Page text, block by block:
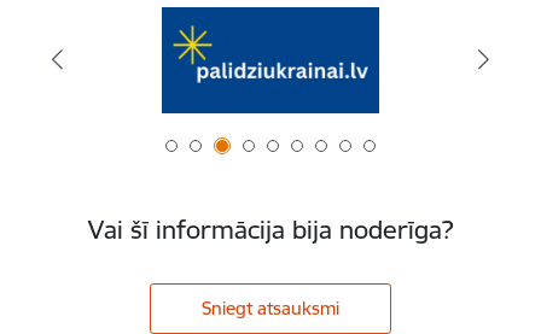
Vai šī informācija bija noderīga?
Sniegt atsauksmi